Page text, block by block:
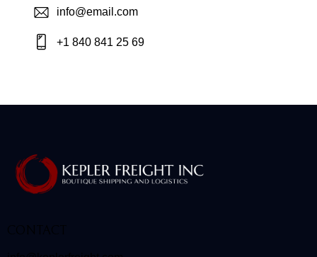
info@email.com
+1 840 841 25 69